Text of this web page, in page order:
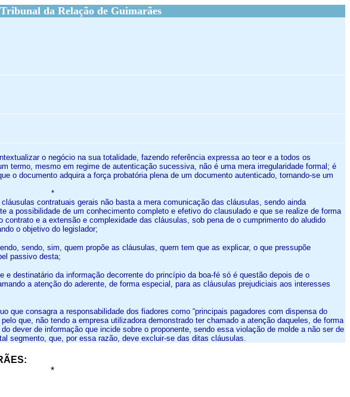
da Relação de Guimarães
o negócio na sua totalidade, fazendo referência expressa ao teor e a todos os
termo, mesmo em regime de autenticação sucessiva, não é uma mera irregularidade formal; é
o documento adquira a força probatória plena de um documento autenticado, tornando-se um
*
contratuais gerais não basta a mera comunicação das cláusulas, sendo ainda
a possibilidade de um conhecimento completo e efetivo do clausulado e que se realize de forma
e a extensão e complexidade das cláusulas, sob pena de o cumprimento do aludido
o objetivo do legislador;
sendo, sim, quem propõe as cláusulas, quem tem que as explicar, o que pressupõe
passivo desta;
e destinatário da informação decorrente do princípio da boa-fé só é questão depois de o
a atenção do aderente, de forma especial, para as cláusulas prejudiciais aos interesses
que consagra a responsabilidade dos fiadores como “principais pagadores com dispensa do
que, não tendo a empresa utilizadora demonstrado ter chamado a atenção daqueles, de forma
dever de informação que incide sobre o proponente, sendo essa violação de molde a não ser de
segmento, que, por essa razão, deve excluir-se das ditas cláusulas.
*